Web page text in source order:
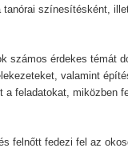
tanórai színesítésként,
számos érdekes témát
valamint
a feladatokat, miközben
felnőtt fedezi fel az